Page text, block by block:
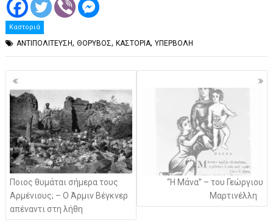
Καστοριά
ΑΝΤΙΠΟΛΙΤΕΥΣΗ,ΘΟΡΥΒΟΣ,ΚΑΣΤΟΡΙΑ,ΥΠΕΡΒΟΛΗ
Πλοήγηση
άρθρων
Ποιος θυμάται σήμερα τους
Αρμένιους; – Ο Άρμιν Βέγκνερ
απέναντι στη λήθη
“Η Μάνα” – του Γεώργιου
Μαρτινέλλη